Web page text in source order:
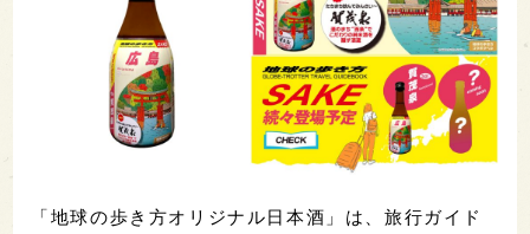
「地球の歩き方オリジナル日本酒」は、旅行ガイド